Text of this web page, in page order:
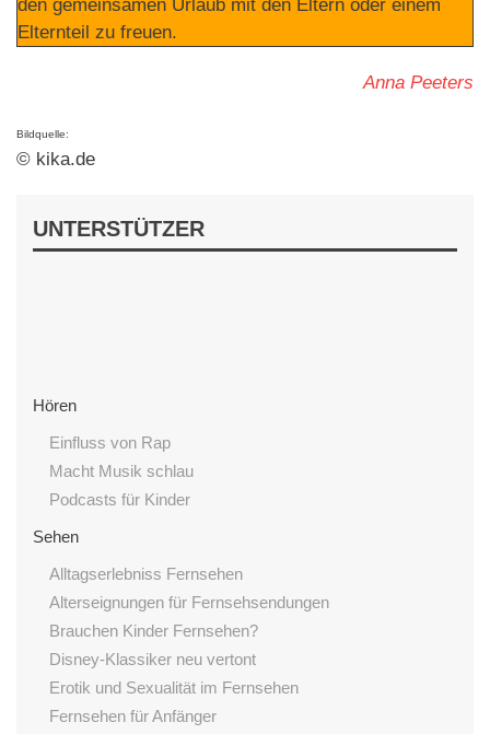
den gemeinsamen Urlaub mit den Eltern oder einem
Elternteil zu freuen.
Anna Peeters
Bildquelle:
© kika.de
UNTERSTÜTZER
Hören
Einfluss von Rap
Macht Musik schlau
Podcasts für Kinder
Sehen
Alltagserlebniss Fernsehen
Alterseignungen für Fernsehsendungen
Brauchen Kinder Fernsehen?
Disney-Klassiker neu vertont
Erotik und Sexualität im Fernsehen
Fernsehen für Anfänger